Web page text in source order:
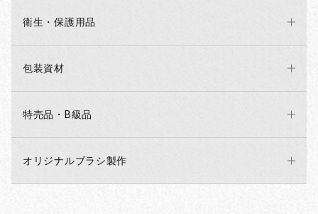
衛生・保護用品
包装資材
特売品・B級品
オリジナルブラシ製作